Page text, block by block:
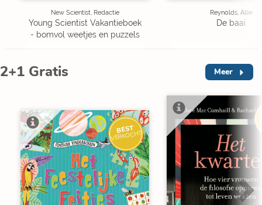
New Scientist, Redactie
Young Scientist Vakantieboek
- bomvol weetjes en puzzels
Reynolds, Allie
De baai
2+1 Gratis Meer
BEST
VERKOCHT